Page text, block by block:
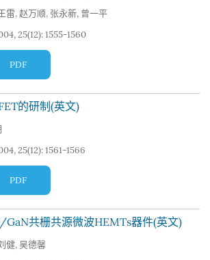
雷, 赵万顺, 张永新, 曾一平
25(12): 1555-1560
PDF
的研制(英文)
25(12): 1561-1566
PDF
GaN共栅共源微波HEMTs器件(英文)
健, 吴德馨